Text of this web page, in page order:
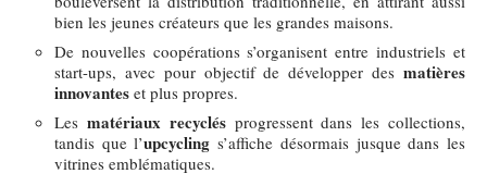
bien les jeunes créateurs que les grandes maisons.
De nouvelles coopérations s’organisent entre industriels et
start-ups, avec pour objectif de développer des matières
innovantes et plus propres.
Les matériaux recyclésprogressent dans les collections,
tandis que l’upcycling s’affiche désormais jusque dans les
vitrines emblématiques.